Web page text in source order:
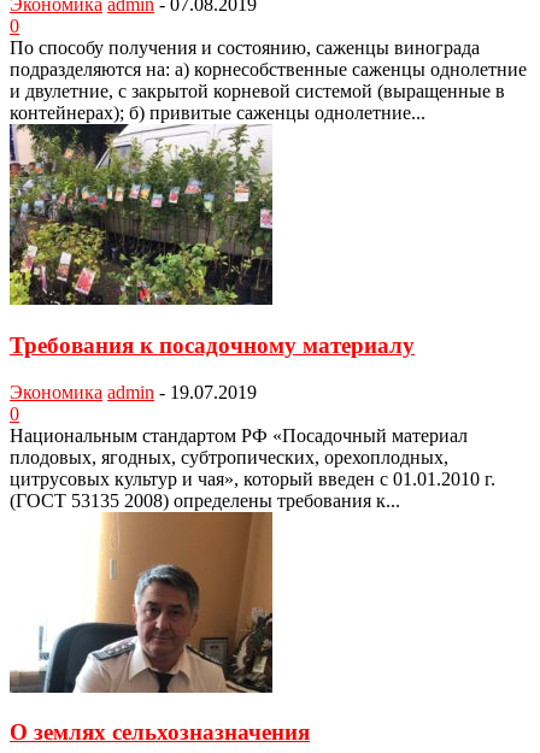
Экономика admin - 07.08.2019
0
По способу получения и состоянию, саженцы виногра­да
подразделяются на: а) корнесобственные саженцы однолетние
и двулет­ние, с закрытой корневой системой (выращенные в
кон­тейнерах); б) привитые саженцы однолетние...
Требования к посадочному материалу
Экономика admin - 19.07.2019
0
Национальным стандартом РФ «Посадоч­ный материал
плодовых, ягодных, субтропи­ческих, орехоплодных,
цитрусовых культур и чая», который введен с 01.01.2010 г.
(ГОСТ 53135 2008) определены требования к...
О землях сельхозназначения